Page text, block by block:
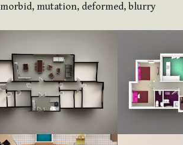
morbid, mutation, deformed, blurry